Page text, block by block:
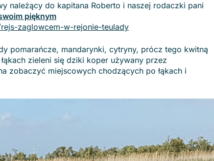
należący do kapitana Roberto i naszej rodaczki pani
pięknym
zaglowcem-w-rejonie-teulady
pomarańcze, mandarynki, cytryny, prócz tego kwitną
zieleni się dziki koper używany przez
zobaczyć miejscowych chodzących po łąkach i